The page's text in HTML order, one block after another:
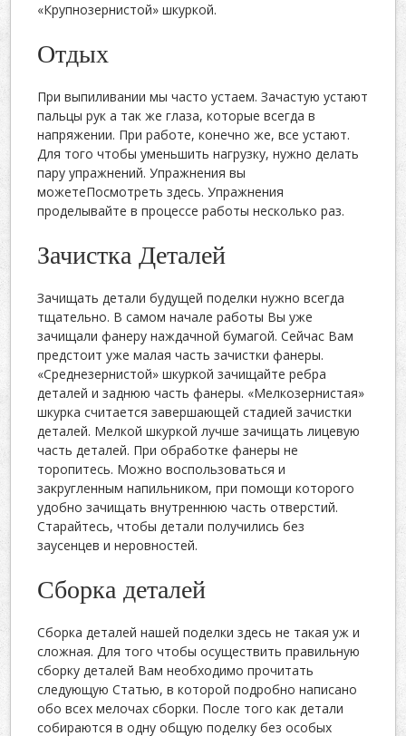
«Крупнозернистой» шкуркой.
Отдых
При выпиливании мы часто устаем. Зачастую устают
пальцы рук а так же глаза, которые всегда в
напряжении. При работе, конечно же, все устают.
Для того чтобы уменьшить нагрузку, нужно делать
пару упражнений. Упражнения вы
можетеПосмотреть здесь. Упражнения
проделывайте в процессе работы несколько раз.
Зачистка Деталей
Зачищать детали будущей поделки нужно всегда
тщательно. В самом начале работы Вы уже
зачищали фанеру наждачной бумагой. Сейчас Вам
предстоит уже малая часть зачистки фанеры.
«Среднезернистой» шкуркой зачищайте ребра
деталей и заднюю часть фанеры. «Мелкозернистая»
шкурка считается завершающей стадией зачистки
деталей. Мелкой шкуркой лучше зачищать лицевую
часть деталей. При обработке фанеры не
торопитесь. Можно воспользоваться и
закругленным напильником, при помощи которого
удобно зачищать внутреннюю часть отверстий.
Старайтесь, чтобы детали получились без
заусенцев и неровностей.
Сборка деталей
Сборка деталей нашей поделки здесь не такая уж и
сложная. Для того чтобы осуществить правильную
сборку деталей Вам необходимо прочитать
следующую Статью, в которой подробно написано
обо всех мелочах сборки. После того как детали
собираются в одну общую поделку без особых